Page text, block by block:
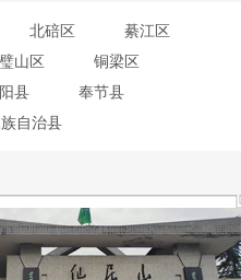
北碚区
綦江区
璧山区
铜梁区
县
奉节县
自治县